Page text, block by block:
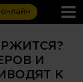
И
К